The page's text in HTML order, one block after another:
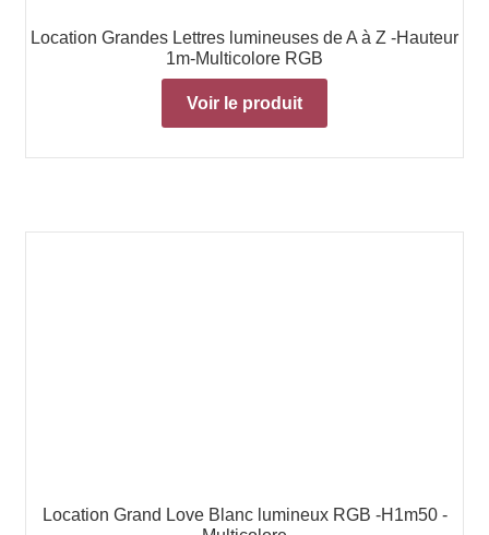
Location Grandes Lettres lumineuses de A à Z -Hauteur
1m-Multicolore RGB
Voir le produit
Location Grand Love Blanc lumineux RGB -H1m50 -